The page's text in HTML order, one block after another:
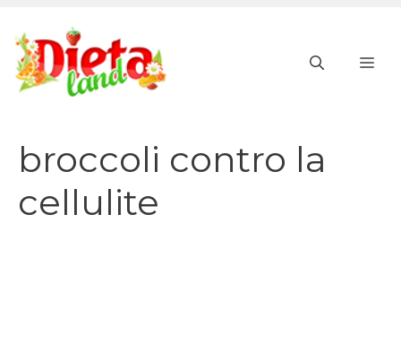
contenuto
broccoli contro la
cellulite